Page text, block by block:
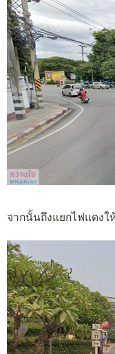
จากนั้นถึงแยกไฟแดงใ